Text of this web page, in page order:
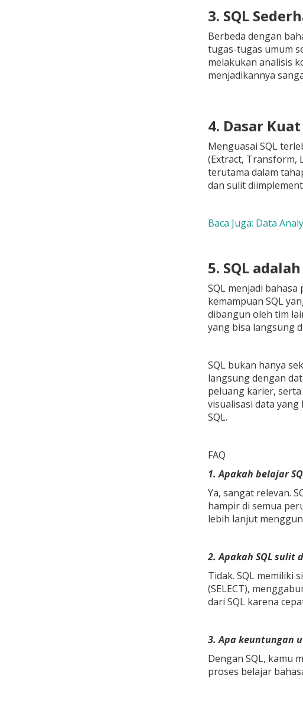
3. SQL
Berbeda dengan
tugas-tugas umum
melakukan analisis
menjadikannya
4. Dasar
Menguasai SQL
(Extract, Transform,
terutama dalam
dan sulit
Baca Juga: Data
5. SQL
SQL menjadi
kemampuan SQL
dibangun oleh tim
yang bisa langsung
SQL bukan hanya
langsung dengan
peluang karier,
visualisasi data
SQL.
FAQ
1. Apakah belajar
Ya, sangat relevan.
hampir di semua
lebih lanjut
2. Apakah SQL sulit
Tidak. SQL memiliki
(SELECT),
dari SQL karena
3. Apa keuntungan
Dengan SQL, kamu
proses belajar